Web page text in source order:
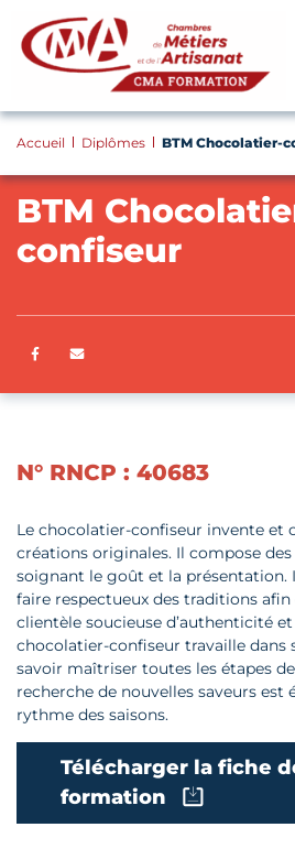
Accueil Diplômes BTM Chocolatier-
BTM
confiseur
Partager sur Facebook
N° RNCP : 40683
Le chocolatier-confiseur invente et
créations originales. Il compose
soignant le goût et la présentation.
faire respectueux des traditions
clientèle soucieuse d’authenticité et
chocolatier-confiseur travaille dans
savoir maîtriser toutes les étapes
recherche de nouvelles saveurs est
rythme des saisons.
Télécharger la fiche
formation